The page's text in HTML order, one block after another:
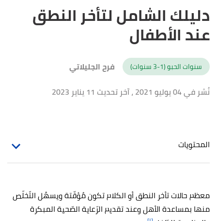
دليلك الشامل لتأخر النطق
عند الأطفال
سنوات الحبو (1-3 سنوات)
فرح الجليلاتي
نُشر في 04 يوليو 2021
، آخر تحديث 11 يناير 2023
المحتويات
معظم حالات تأخر النطق أو الكلام تكون مُؤقّتة ويسهُل التّخلّص
منها بمساعدة الأهل وعند تقديم الرّعاية الصّحية المبكرة